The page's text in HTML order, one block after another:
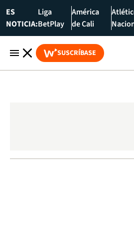
ES
NOTICIA:
Liga
BetPlay
América
de Cali
SUSCRÍBASE